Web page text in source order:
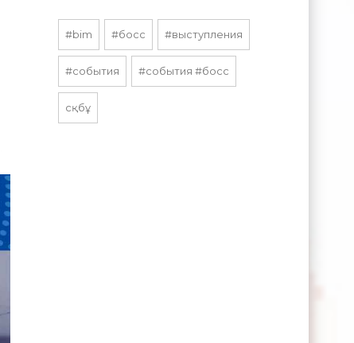
#bim #босс #выступления
#события #события #босс
сқбұ